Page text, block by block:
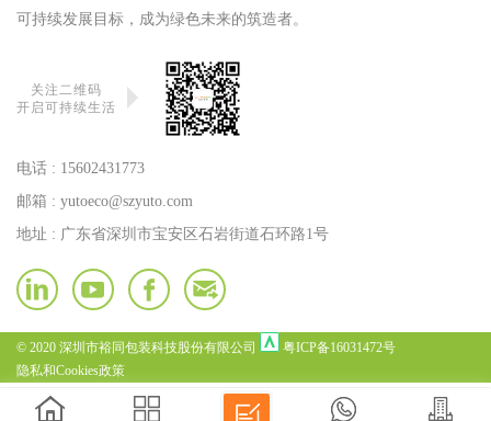
可持续发展目标，成为绿色未来的筑造者。
关注二维码
开启可持续生活
电话 : 15602431773
邮箱 : yutoeco@szyuto.com
地址 : 广东省深圳市宝安区石岩街道石环路1号
© 2020 深圳市裕同包装科技股份有限公司
粤ICP备16031472号
隐私和Cookies政策